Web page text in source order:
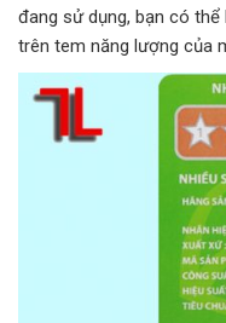
đang sử dụng, bạn có
trên tem năng lượng của